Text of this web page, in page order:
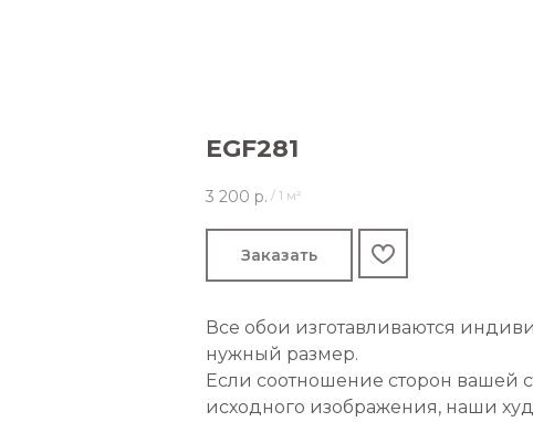
EGF281
3 200 р. / 1 м²
Заказать
Все обои изготавливаются
нужный размер.
Если соотношение сторон вашей
исходного изображения, наши